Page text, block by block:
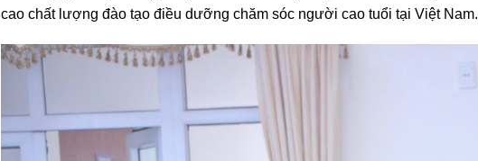
cao chất lượng đào tạo điều dưỡng chăm sóc người cao tuổi tại Việt Nam.